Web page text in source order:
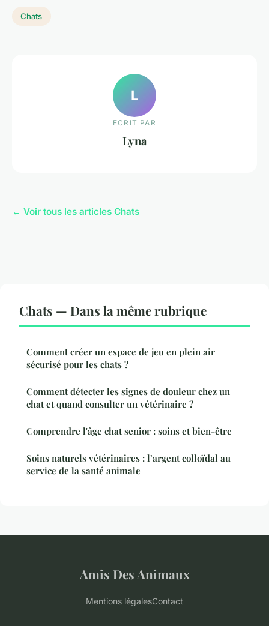
Chats
L
ECRIT PAR
Lyna
← Voir tous les articles Chats
Chats — Dans la même rubrique
Comment créer un espace de jeu en plein air
sécurisé pour les chats ?
Comment détecter les signes de douleur chez un
chat et quand consulter un vétérinaire ?
Comprendre l'âge chat senior : soins et bien-être
Soins naturels vétérinaires : l’argent colloïdal au
service de la santé animale
Amis Des Animaux
Mentions légalesContact